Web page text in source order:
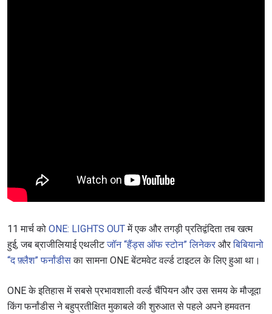
11 मार्च को ONE: LIGHTS OUTमें एक और तगड़ी प्रतिद्वंदिता तब खत्म
हुई, जब ब्राजीलियाई एथलीटजॉन “हैंड्स ऑफ स्टोन” लिनेकर औरबिबियानो
“द फ़्लैश” फर्नांडीसका सामना ONE बेंटमवेट वर्ल्ड टाइटल के लिए हुआ था।
ONE के इतिहास में सबसे प्रभावशाली वर्ल्ड चैंपियन और उस समय के मौजूदा
किंग फर्नांडीस ने बहुप्रतीक्षित मुकाबले की शुरुआत से पहले अपने हमवतन
By submitting this form, you are agreeing to our
collection, use and disclosure of your information